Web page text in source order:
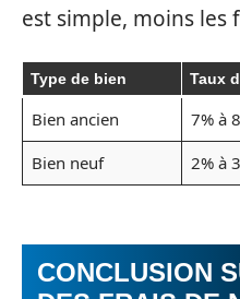
est simple, moins les
Type de bien Taux
Bien ancien
7% à
Bien neuf
2% à
CONCLUSION